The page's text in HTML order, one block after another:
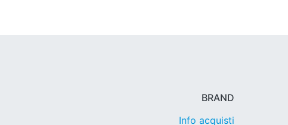
BRAND
Info acquisti